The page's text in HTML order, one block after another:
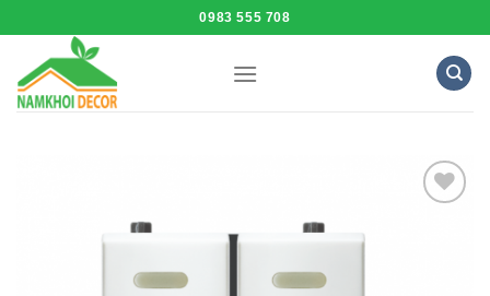
to
content
0983 555 708